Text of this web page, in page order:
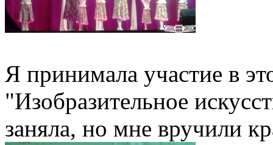
Я принимала участие в
"Изобразительное
заняла, но мне вручили